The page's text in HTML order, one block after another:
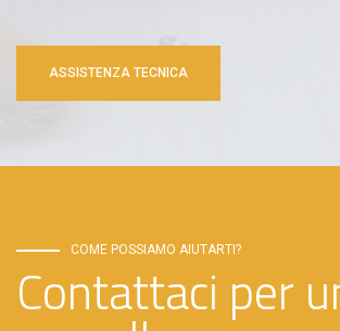
ASSISTENZA TECNICA
COME POSSIAMO AIUTARTI?
Contattaci per